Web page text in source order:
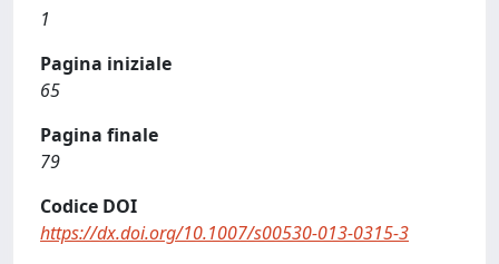
1
Pagina iniziale
65
Pagina finale
79
Codice DOI
https://dx.doi.org/10.1007/s00530-013-0315-3